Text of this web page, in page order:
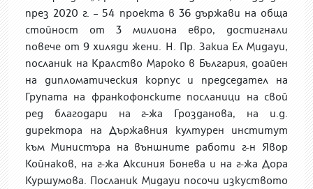
през 2020 г. – 54 проекта в 36 държави на обща
стойност от 3 милиона евро, достигнали
повече от 9 хиляди жени. Н. Пр. Закиа Ел Мидауи,
посланик на Кралство Мароко в България, доайен
на дипломатическия корпус и председател на
Групата на франкофонските посланици на свой
ред благодари на г-жа Грозданова, на и.д.
директора на Държавния културен институт
към Министъра на външните работи г-н Явор
Койнаков, на г-жа Аксиния Бонева и на г-жа Дора
Куршумова. Посланик Мидауи посочи изкуството